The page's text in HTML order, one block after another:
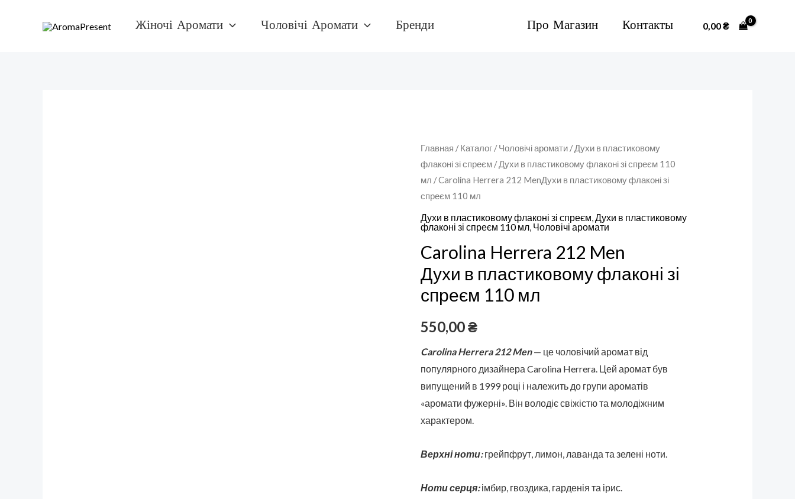
Жіночі Аромати Чоловічі Аромати Бренди Про Магазин Контакты 0,00₴
Главная /Каталог /Чоловічі аромати /Духи в пластиковому
флаконі зі спреєм /Духи в пластиковому флаконі зі спреєм 110
мл / Carolina Herrera 212 MenДухи в пластиковому флаконі зі
спреєм 110 мл
Духи в пластиковому флаконі зі спреєм,Духи в пластиковому
флаконі зі спреєм 110 мл, Чоловічі аромати
Carolina Herrera 212 Men
Духи в пластиковому флаконі зі
спреєм 110 мл
550,00₴
Carolina Herrera 212 Men— це чоловічий аромат від
популярного дизайнера Carolina Herrera. Цей аромат був
випущений в 1999 році і належить до групи ароматів
«аромати фужерні». Він володіє свіжістю та молодіжним
характером.
Верхні ноти:грейпфрут, лимон, лаванда та зелені ноти.
Ноти серця:імбир, гвоздика, гарденія та ірис.
Количество
товара
Carolina
Herrera
212
MenДухи
в
пластиковому
флаконі
зі
спреєм
мл